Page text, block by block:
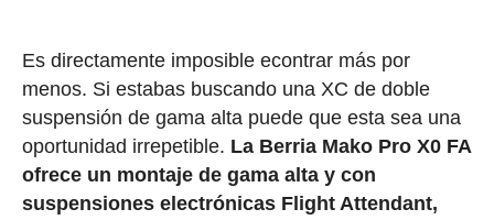
Es directamente imposible econtrar más por
menos. Si estabas buscando una XC de doble
suspensión de gama alta puede que esta sea una
oportunidad irrepetible. La Berria Mako Pro X0 FA
ofrece un montaje de gama alta y con
suspensiones electrónicas Flight Attendant,